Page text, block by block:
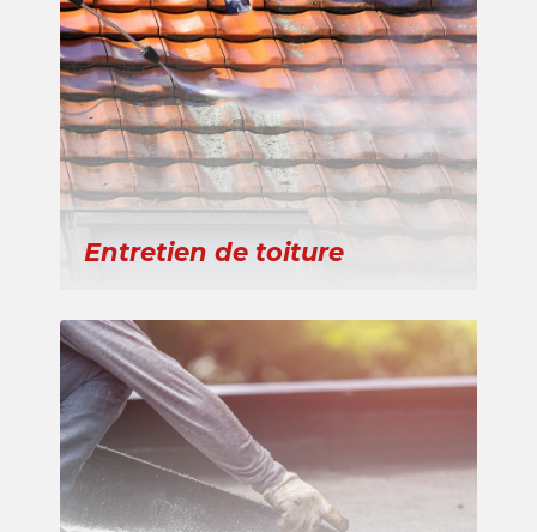
Entretien de toiture